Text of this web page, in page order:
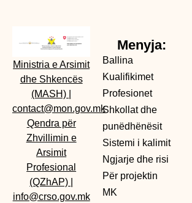
Ministria e Arsimit
dhe Shkencës
(MASH)
contact@mon.gov.mk
Qendra për
Zhvillimin e
Arsimit
Profesional
(QZhAP)
info@crso.gov.mk
Menyja:
Ballina
Kualifikimet
Profesionet
Shkollat dhe
punëdhënësit
Sistemi i kalimit
Ngjarje dhe risi
Për projektin
MK